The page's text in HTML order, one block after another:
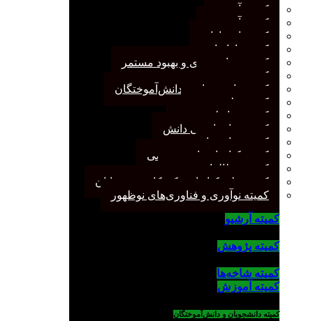
کمیته آرشیو
کمیته آموزش
کمیته انتشارات
کمیته بازاریابی
کمیته برنامه‌ریزی و بهبود مستمر
کمیته پژوهش
کمیته دانشجویان و دانش‌آموختگان
کمیته علم سنجی
کمیته روابط عمومی
کمیته سازماندهی دانش
کمیته شاخه‌ها
کمیته کتابخانه‌های تخصصی
کمیته مطالعات صنفی
کمیته ملی کتابداری کودکان و نوجوانان
کمیته نوآوری و فناوری‌های نوظهور
کمیته آرشیو
کمیته پژوهش
کمیته شاخه‌ها
کمیته آموزش
کمیته دانشجویان و دانش‌آموختگان